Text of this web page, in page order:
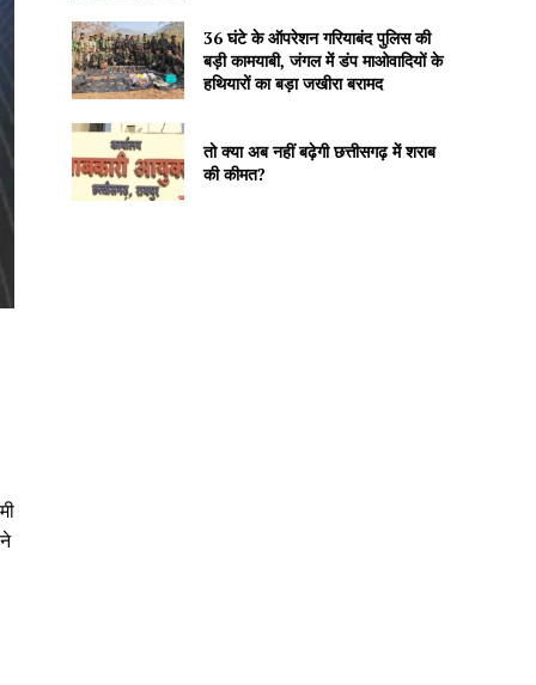
36 घंटे के ऑपरेशन गरियाबंद पुलिस की
बड़ी कामयाबी, जंगल में डंप माओवादियों के
हथियारों का बड़ा जखीरा बरामद
तो क्या अब नहीं बढ़ेगी छत्तीसगढ़ में शराब
की कीमत?